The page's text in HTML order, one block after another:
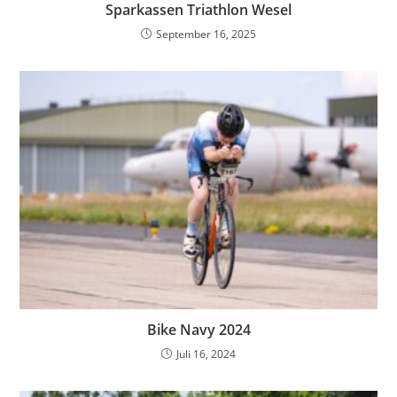
Sparkassen Triathlon Wesel
September 16, 2025
Bike Navy 2024
Juli 16, 2024